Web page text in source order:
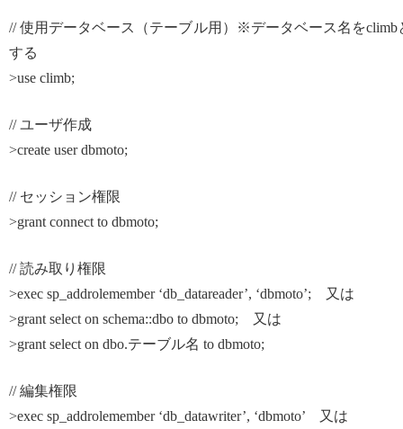
// 使用データベース（テーブル用）※データベース名をclimb
する
>use climb;
// ユーザ作成
>create user dbmoto;
// セッション権限
>grant connect to dbmoto;
// 読み取り権限
>exec sp_addrolemember ‘db_datareader’, ‘dbmoto’; 又は
>grant select on schema::dbo to dbmoto; 又は
>grant select on dbo.テーブル名 to dbmoto;
// 編集権限
>exec sp_addrolemember ‘db_datawriter’, ‘dbmoto’ 又は